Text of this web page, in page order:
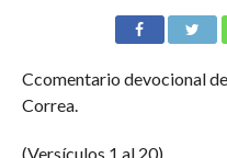
Ccomentario devocional
Correa.
(Versículos 1 al 20)